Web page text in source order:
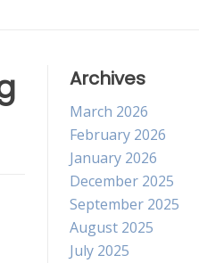
Archives
March 2026
February 2026
January 2026
December 2025
September 2025
August 2025
July 2025